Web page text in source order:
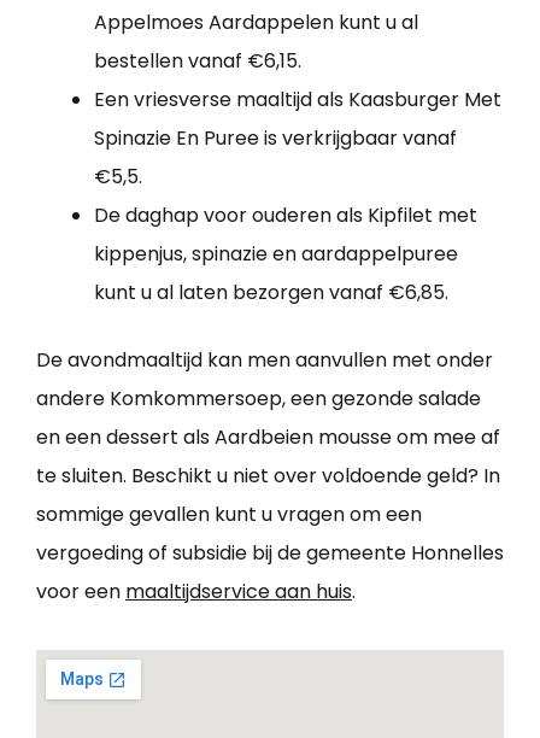
Appelmoes Aardappelen kunt u al
bestellen vanaf €6,15.
Een vriesverse maaltijd als Kaasburger Met
Spinazie En Puree is verkrijgbaar vanaf
€5,5.
De daghap voor ouderen als Kipfilet met
kippenjus, spinazie en aardappelpuree
kunt u al laten bezorgen vanaf €6,85.
De avondmaaltijd kan men aanvullen met onder
andere Komkommersoep, een gezonde salade
en een dessert als Aardbeien mousse om mee af
te sluiten. Beschikt u niet over voldoende geld? In
sommige gevallen kunt u vragen om een
vergoeding of subsidie bij de gemeente Honnelles
voor een maaltijdservice aan huis.